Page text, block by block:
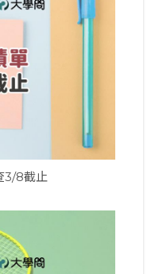
3/8截止